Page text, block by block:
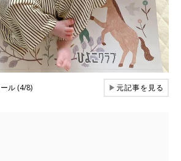
ル (4/8) ▶元記事を見る